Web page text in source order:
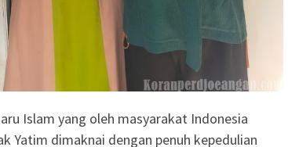
Islam yang oleh masyarakat Indonesia
Yatim dimaknai dengan penuh kepedulian